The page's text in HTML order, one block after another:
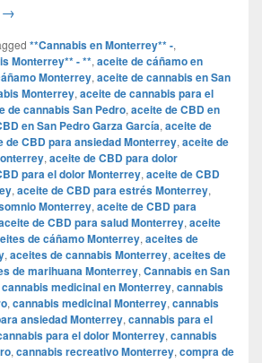
Marchan regios por la legalización del
→
**Cannabis en Monterrey** -,
Monterrey** - **, aceite de cáñamo en
Monterrey, aceite de cannabis en San
Monterrey, aceite de cannabis para el
de cannabis San Pedro, aceite de CBD en
en San Pedro Garza García, aceite de
de CBD para ansiedad Monterrey, aceite de
, aceite de CBD para dolor
para el dolor Monterrey, aceite de CBD
, aceite de CBD para estrés Monterrey,
Monterrey, aceite de CBD para
de CBD para salud Monterrey, aceite
de cáñamo Monterrey, aceites de
, aceites de cannabis Monterrey, aceites de
de marihuana Monterrey, Cannabis en San
cannabis medicinal en Monterrey, cannabis
, cannabis medicinal Monterrey, cannabis
ansiedad Monterrey, cannabis para el
para el dolor Monterrey, cannabis
, cannabis recreativo Monterrey, compra de